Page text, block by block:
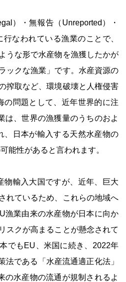
）・無報告（Unreported）・
なわれている漁業のことで、
うな形で水産物を漁獲したかが
ックな漁業」です。水産資源の
搾取など、環境破壊と人権侵害
の問題として、近年世界的に注
は、世界の漁獲量のうちのおよ
、日本が輸入する天然水産物の
能性があると言われます。
物輸入大国ですが、近年、巨大
れているため、これらの地域へ
漁業由来の水産物が日本に向か
スクが高まることが懸念されて
でもEU、米国に続き、2022年
法である「水産流通適正化法」
の水産物の流通が規制されるよ